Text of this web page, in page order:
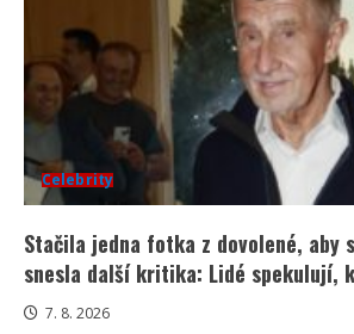
Celebrity
Stačila jedna fotka z dovolené, aby
snesla další kritika: Lidé spekulují,
7. 8. 2026